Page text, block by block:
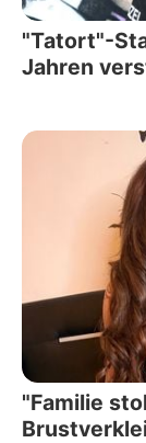
"Tatort"-
Jahren
"Familie